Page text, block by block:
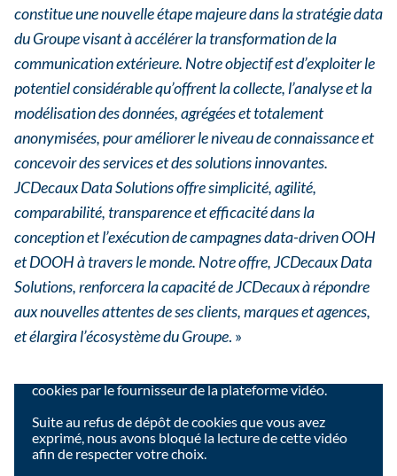
constitue une nouvelle étape majeure dans la stratégie data
du Groupe visant à accélérer la transformation de la
communication extérieure. Notre objectif est d’exploiter le
potentiel considérable qu’offrent la collecte, l’analyse et la
modélisation des données, agrégées et totalement
anonymisées, pour améliorer le niveau de connaissance et
concevoir des services et des solutions innovantes.
JCDecaux Data Solutions offre simplicité, agilité,
comparabilité, transparence et efficacité dans la
conception et l’exécution de campagnes data-driven OOH
et DOOH à travers le monde. Notre offre, JCDecaux Data
Solutions, renforcera la capacité de JCDecaux à répondre
aux nouvelles attentes de ses clients, marques et agences,
et élargira l’écosystème du Groupe. »
cookies par le fournisseur de la plateforme vidéo.
Suite au refus de dépôt de cookies que vous avez
exprimé, nous avons bloqué la lecture de cette vidéo
afin de respecter votre choix.